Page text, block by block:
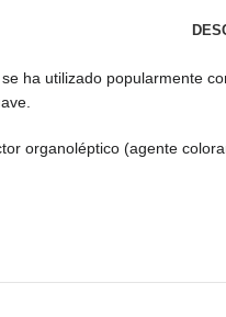
ha utilizado popularmente
organoléptico (agente